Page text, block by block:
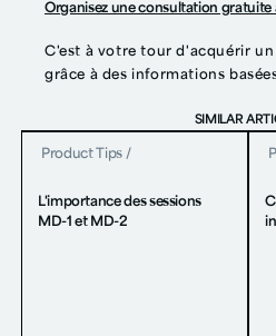
Organisez une consultation gratuite
C'est à votre tour d'acquérir
grâce à des informations
SIMILAR
Product Tips /
L'importance des sessions
MD-1 et MD-2